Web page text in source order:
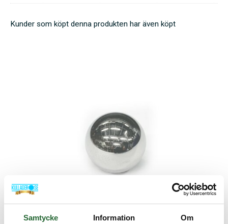
Samtycke Information Om
Kunder som köpt denna produkten har även köpt